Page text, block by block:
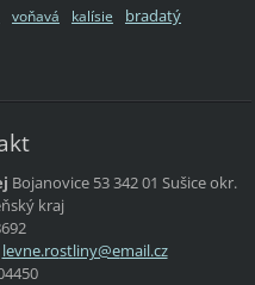
voňavá kalísie
bradatý
Bojanovice 53342 01 Sušiceokr.
kraj
levne.rostliny@email.cz